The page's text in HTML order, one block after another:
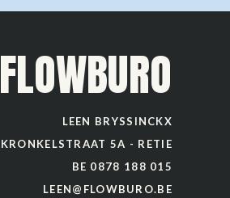
LEEN BRYSSINCKX
KRONKELSTRAAT 5A - RETIE
BE 0878 188 015
LEEN@FLOWBURO.BE
FLOWBURO